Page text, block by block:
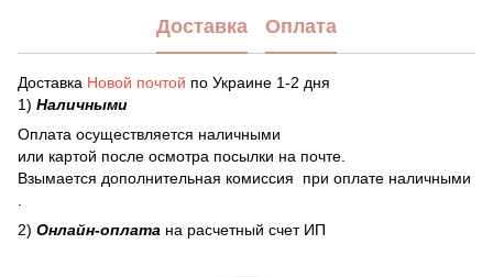
Доставка Оплата
Доставка Новой почтой по Украине 1-2 дня
1) Наличными
Оплата осуществляется наличными
или картой после осмотра посылки на почте.
Взымается дополнительная комиссия при оплате наличными
2) Онлайн-оплата на расчетный счет ИП